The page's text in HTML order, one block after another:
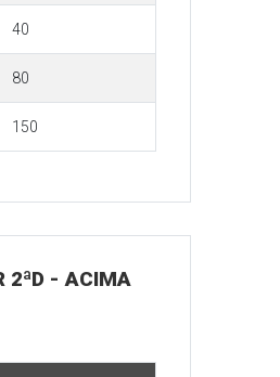
40
80
150
2ªD - ACIMA